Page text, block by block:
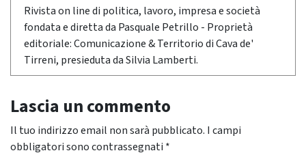
Rivista on line di politica, lavoro, impresa e società
fondata e diretta da Pasquale Petrillo - Proprietà
editoriale: Comunicazione & Territorio di Cava de'
Tirreni, presieduta da Silvia Lamberti.
Lascia un commento
Il tuo indirizzo email non sarà pubblicato. I campi
obbligatori sono contrassegnati *